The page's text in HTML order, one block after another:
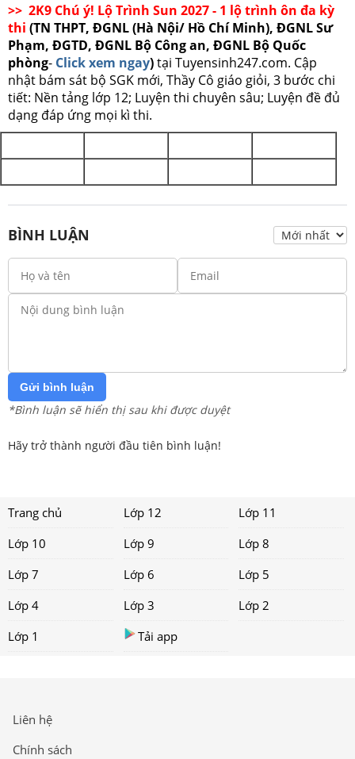
>> 2K9 Chú ý! Lộ Trình Sun 2027 - 1 lộ trình ôn đa kỳ
thi (TN THPT, ĐGNL (Hà Nội/ Hồ Chí Minh), ĐGNL Sư
Phạm, ĐGTD, ĐGNL Bộ Công an, ĐGNL Bộ Quốc
phòng- Click xem ngay)tại Tuyensinh247.com. Cập
nhật bám sát bộ SGK mới, Thầy Cô giáo giỏi, 3 bước chi
tiết: Nền tảng lớp 12; Luyện thi chuyên sâu; Luyện đề đủ
dạng đáp ứng mọi kì thi.
BÌNH LUẬN
Gửi bình luận
*Bình luận sẽ hiển thị sau khi được duyệt
Hãy trở thành người đầu tiên bình luận!
Trang chủ Lớp 12
Lớp 11
Lớp 10
Lớp 9
Lớp 8
Lớp 7
Lớp 6
Lớp 5
Lớp 4
Lớp 3
Lớp 2
Lớp 1
Tải app
Liên hệ
Chính sách